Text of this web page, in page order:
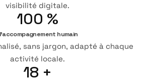
visibilité digitale.
100 %
humain
sans jargon, adapté à chaque
activité locale.
18 +